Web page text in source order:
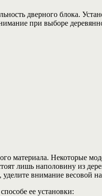
дверного блока.
при выборе
материала. Некоторые
лишь наполовину из
внимание весовой
ее установки: